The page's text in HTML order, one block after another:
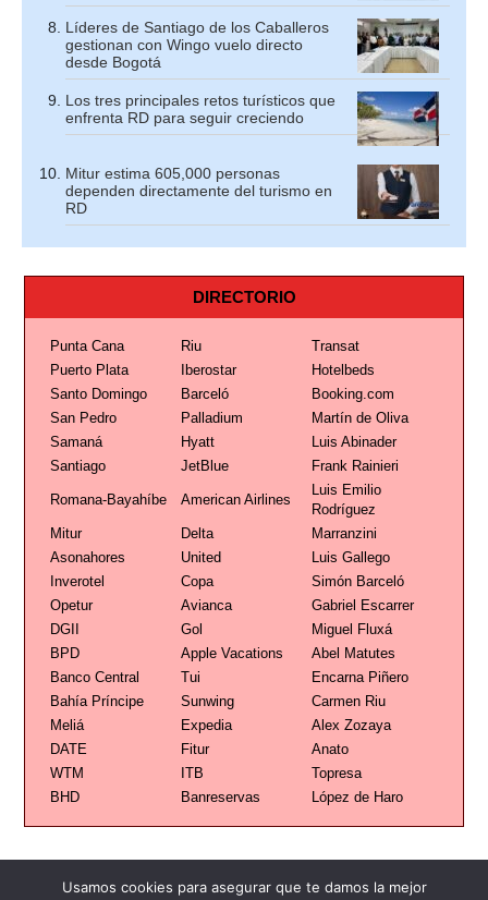
Líderes de Santiago de los Caballeros
gestionan con Wingo vuelo directo
desde Bogotá
Los tres principales retos turísticos que
enfrenta RD para seguir creciendo
Mitur estima 605,000 personas
dependen directamente del turismo en
RD
DIRECTORIO
Punta Cana Riu
Transat
Puerto Plata
Iberostar
Hotelbeds
Santo Domingo
Barceló
Booking.com
San Pedro
Palladium
Martín de Oliva
Samaná
Hyatt
Luis Abinader
Santiago
JetBlue Frank Rainieri
Romana-Bayahíbe American Airlines
Luis Emilio
Rodríguez
Mitur
Delta
Marranzini
Asonahores
United
Luis Gallego
Inverotel
Copa
Simón Barceló
Opetur
Avianca
Gabriel Escarrer
DGII
Gol
Miguel Fluxá
BPD
Apple Vacations
Abel Matutes
Banco Central
Tui
Encarna Piñero
Bahía Príncipe
Sunwing
Carmen Riu
Meliá
Expedia
Alex Zozaya
DATE
Fitur
Anato
WTM
ITB
Topresa
BHD
Banreservas López de Haro
Usamos cookies para asegurar que te damos la mejor